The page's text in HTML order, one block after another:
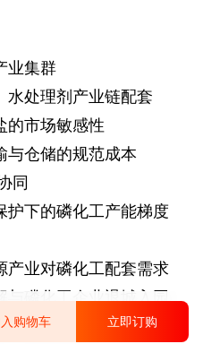
业集群
水处理剂产业链配套
的市场敏感性
与仓储的规范成本
同
护下的磷化工产能梯度
产业对磷化工配套需求
与磷化工企业退城入园
场联动机制
购物车 立即订购